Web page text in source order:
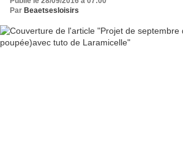
Par Beaetsesloisirs